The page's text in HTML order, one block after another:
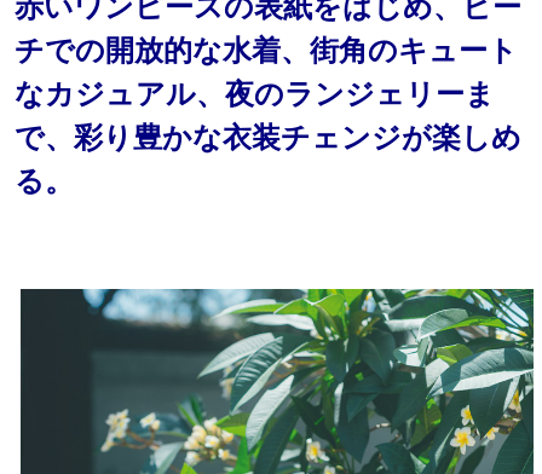
チでの開放的な水着、街角のキュート
なカジュアル、夜のランジェリーま
で、彩り豊かな衣装チェンジが楽しめ
る。